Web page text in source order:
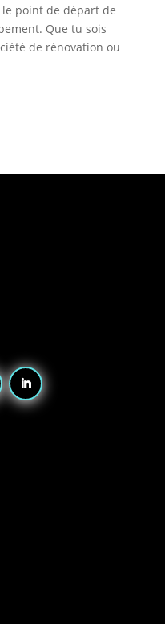
point de départ de
Que tu sois
de rénovation ou